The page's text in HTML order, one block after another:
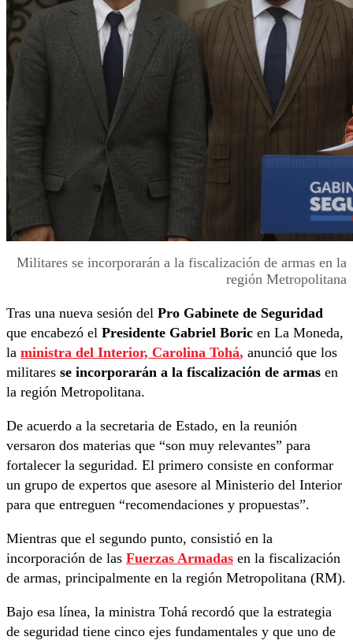
Militares se incorporarán a la fiscalización de armas en la
región Metropolitana
Tras una nueva sesión del Pro Gabinete de Seguridad
que encabezó el Presidente Gabriel Boric en La Moneda,
la ministra del Interior, Carolina Tohá, anunció que los
militares se incorporarán a la fiscalización de armas en
la región Metropolitana.
De acuerdo a la secretaria de Estado, en la reunión
versaron dos materias que “son muy relevantes” para
fortalecer la seguridad. El primero consiste en conformar
un grupo de expertos que asesore al Ministerio del Interior
para que entreguen “recomendaciones y propuestas”.
Mientras que el segundo punto, consistió en la
incorporación de las Fuerzas Armadas en la fiscalización
de armas, principalmente en la región Metropolitana (RM).
Bajo esa línea, la ministra Tohá recordó que la estrategia
de seguridad tiene cinco ejes fundamentales y que uno de